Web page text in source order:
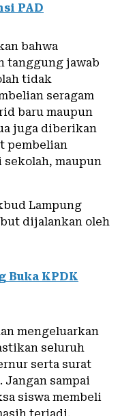
PAD
bahwa
tanggung jawab
tidak
seragam
baru maupun
juga diberikan
pembelian
sekolah, maupun
Lampung
dijalankan oleh
Buka KPDK
mengeluarkan
seluruh
serta surat
sampai
siswa membeli